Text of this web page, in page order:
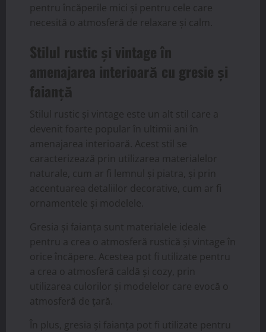
pentru încăperile mici și pentru cele care
necesită o atmosferă de relaxare și calm.
Stilul rustic și vintage în
amenajarea interioară cu gresie și
faianță
Stilul rustic și vintage este un alt stil care a
devenit foarte popular în ultimii ani în
amenajarea interioară. Acest stil se
caracterizează prin utilizarea materialelor
naturale, cum ar fi lemnul și piatra, și prin
accentuarea detaliilor decorative, cum ar fi
ornamentele și modelele.
Gresia și faianța sunt materialele ideale
pentru a crea o atmosferă rustică și vintage în
orice încăpere. Acestea pot fi utilizate pentru
a crea o atmosferă caldă și cozy, prin
utilizarea culorilor și modelelor care evocă o
atmosferă de țară.
În plus, gresia și faianța pot fi utilizate pentru